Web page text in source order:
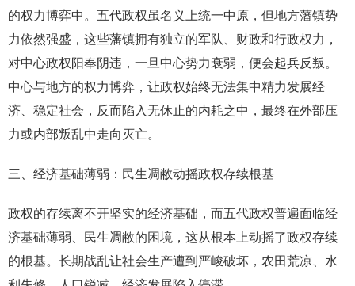
的权力博弈中。五代政权虽名义上统一中原，但地方藩镇势
力依然强盛，这些藩镇拥有独立的军队、财政和行政权力，
对中心政权阳奉阴违，一旦中心势力衰弱，便会起兵反叛。
中心与地方的权力博弈，让政权始终无法集中精力发展经
济、稳定社会，反而陷入无休止的内耗之中，最终在外部压
力或内部叛乱中走向灭亡。
三、经济基础薄弱：民生凋敝动摇政权存续根基
政权的存续离不开坚实的经济基础，而五代政权普遍面临经
济基础薄弱、民生凋敝的困境，这从根本上动摇了政权存续
的根基。长期战乱让社会生产遭到严峻破坏，农田荒凉、水